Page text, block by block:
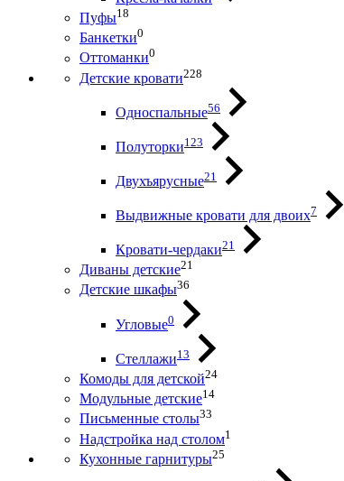
Пуфы18
Банкетки0
Оттоманки0
Детские кровати228
Односпальные56
Полуторки123
Двухъярусные21
Выдвижные кровати для двоих7
Кровати-чердаки21
Диваны детские21
Детские шкафы36
Угловые0
Стеллажи13
Комоды для детской24
Модульные детские14
Письменные столы33
Надстройка над столом1
Кухонные гарнитуры25